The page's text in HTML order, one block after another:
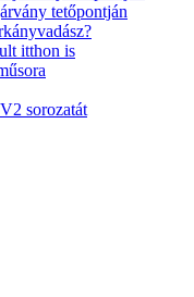
tetőpontján
itthon is
sorozatát